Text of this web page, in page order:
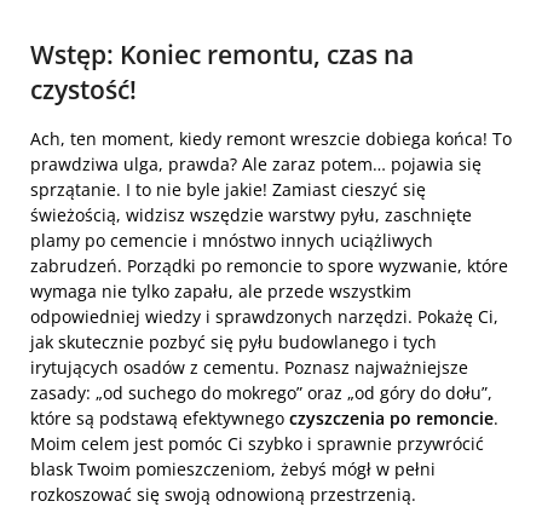
Wstęp: Koniec remontu, czas na
czystość!
Ach, ten moment, kiedy remont wreszcie dobiega końca! To
prawdziwa ulga, prawda? Ale zaraz potem… pojawia się
sprzątanie. I to nie byle jakie! Zamiast cieszyć się
świeżością, widzisz wszędzie warstwy pyłu, zaschnięte
plamy po cemencie i mnóstwo innych uciążliwych
zabrudzeń. Porządki po remoncie to spore wyzwanie, które
wymaga nie tylko zapału, ale przede wszystkim
odpowiedniej wiedzy i sprawdzonych narzędzi. Pokażę Ci,
jak skutecznie pozbyć się pyłu budowlanego i tych
irytujących osadów z cementu. Poznasz najważniejsze
zasady: „od suchego do mokrego” oraz „od góry do dołu”,
które są podstawą efektywnego czyszczenia po remoncie.
Moim celem jest pomóc Ci szybko i sprawnie przywrócić
blask Twoim pomieszczeniom, żebyś mógł w pełni
rozkoszować się swoją odnowioną przestrzenią.